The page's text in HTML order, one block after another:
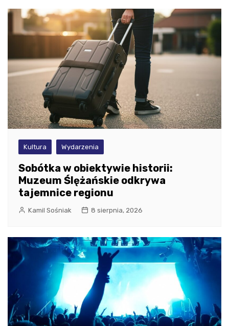
Kultura Wydarzenia
Sobótka w obiektywie historii:
Muzeum Ślężańskie odkrywa
tajemnice regionu
Kamil Sośniak 8 sierpnia, 2026